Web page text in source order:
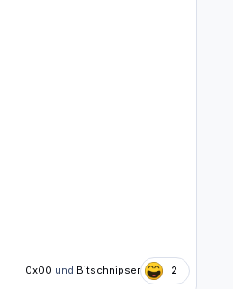
0x00 und Bitschnipser 2